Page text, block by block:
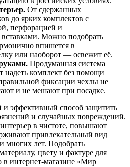
От сдержанных
до ярких комплектов с
перфорацией и
Можно подобрать
впишется в
или наоборот — освежит её.
Продуманная система
надеть комплект без помощи
фиксации чехлы не
и не мешают при посадке.
эффективный способ защитить
и случайных повреждений.
в чистоте, повышают
привлекательный вид
многих лет. Подобрать
цвету и фактуре для
интернет-магазине «Мир